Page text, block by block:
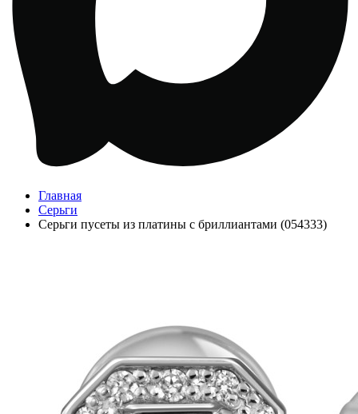
Главная
Серьги
Серьги пусеты из платины с бриллиантами (054333)